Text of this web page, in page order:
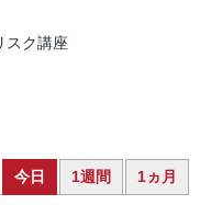
スク講座
今日 1週間 1ヵ月